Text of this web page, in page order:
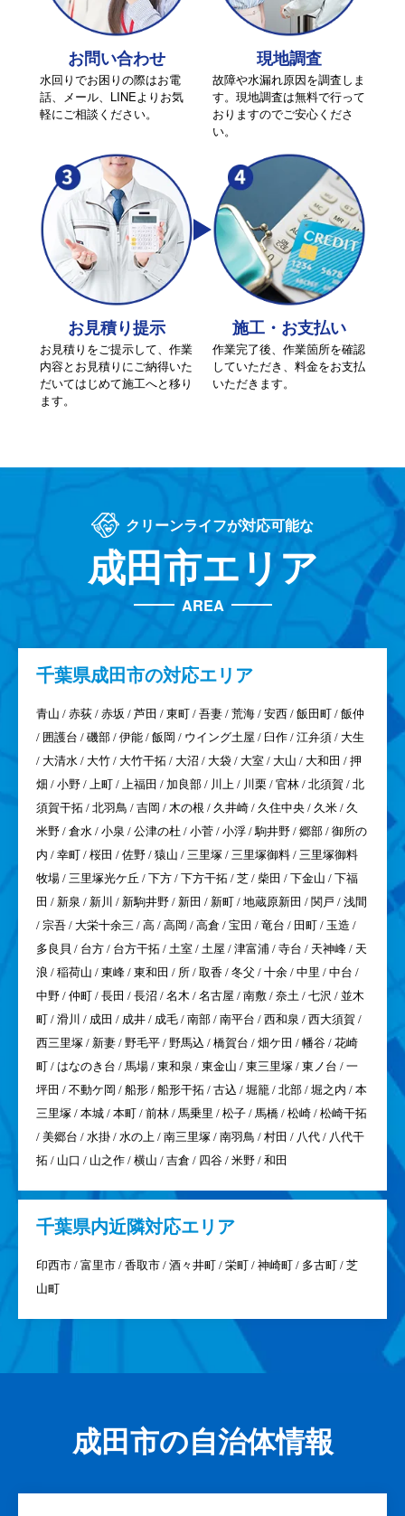
トイレトラブルの
修理の流れ
SERVICE FLOW
お問い合わせ
水回りでお困りの際はお電
話、メール、LINEよりお気
軽にご相談ください。
現地調査
故障や水漏れ原因を調査しま
す。現地調査は無料で行って
だいてはじめて施工へと移り
作業完了後、作業箇所を確認
いただきます。
クリーンライフが対応可能な
成田市エリア
AREA
千葉県成田市の対応エリア
青山 / 赤荻 / 赤坂 / 芦田 / 東町 / 吾妻 / 荒海 / 安西 / 飯田町 / 飯仲
/ 囲護台 / 磯部 / 伊能 / 飯岡 / ウイング土屋 / 臼作 / 江弁須 / 大生
/ 大清水 / 大竹 / 大竹干拓 / 大沼 / 大袋 / 大室 / 大山 / 大和田 / 押
畑 / 小野 / 上町 / 上福田 / 加良部 / 川上 / 川栗 / 官林 / 北須賀 / 北
須賀干拓 / 北羽鳥 / 吉岡 / 木の根 / 久井崎 / 久住中央 / 久米 / 久
米野 / 倉水 / 小泉 / 公津の杜 / 小菅 / 小浮 / 駒井野 / 郷部 / 御所の
内 / 幸町 / 桜田 / 佐野 / 猿山 / 三里塚 / 三里塚御料 / 三里塚御料
牧場 / 三里塚光ケ丘 / 下方 / 下方干拓 / 芝 / 柴田 / 下金山 / 下福
田 / 新泉 / 新川 / 新駒井野 / 新田 / 新町 / 地蔵原新田 / 関戸 / 浅間
/ 宗吾 / 大栄十余三 / 高 / 高岡 / 高倉 / 宝田 / 竜台 / 田町 / 玉造 /
浪 / 稲荷山 / 東峰 / 東和田 / 所 / 取香 / 冬父 / 十余 / 中里 / 中台 /
中野 / 仲町 / 長田 / 長沼 / 名木 / 名古屋 / 南敷 / 奈土 / 七沢 / 並木
西三里塚 / 新妻 / 野毛平 / 野馬込 / 橋賀台 / 畑ケ田 / 幡谷 / 花崎
町 / はなのき台 / 馬場 / 東和泉 / 東金山 / 東三里塚 / 東ノ台 / 一
/ 美郷台 / 水掛 / 水の上 / 南三里塚 / 南羽鳥 / 村田 / 八代 / 八代干
拓 / 山口 / 山之作 / 横山 / 吉倉 / 四谷 / 米野 / 和田